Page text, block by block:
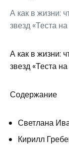
А как в жизни:
звезд «Теста
А как в жизни:
звезд «Теста
Содержание
Светлана
Кирилл